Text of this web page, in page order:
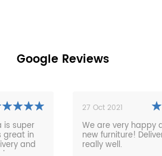
Google Reviews
27 Oct 2021
We are very happy about the
new furniture! Delivery went
really well.